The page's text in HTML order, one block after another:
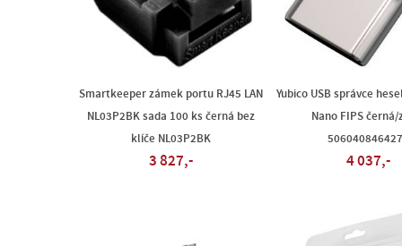
Smartkeeper zámek portu RJ45 LAN
NL03P2BK sada 100 ks černá bez
klíče NL03P2BK
3 827,-
Yubico USB správce
Nano FIPS
4 037,-